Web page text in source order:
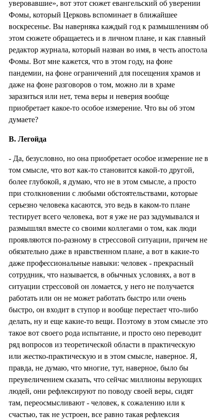
уверовавшие», вот этот сюжет евангельский об уверении
Фомы, который Церковь вспоминает в ближайшее
воскресенье. Вы наверняка каждый год к размышлениям об
этом сюжете обращаетесь и в личном плане, и как главный
редактор журнала, который назван во имя, в честь апостола
Фомы. Вот мне кажется, что в этом году, на фоне
пандемии, на фоне ограничений для посещения храмов и
даже на фоне разговоров о том, можно ли в храме
заразиться или нет, тема веры и неверия вообще
приобретает какое-то особое измерение. Что вы об этом
думаете?
В. Легойда
- Да, безусловно, но она приобретает особое измерение не в
том смысле, что вот как-то становится какой-то другой,
более глубокой, я думаю, что не в этом смысле, а просто
при столкновении с любыми обстоятельствами, которые
серьезно человека касаются, это ведь в каком-то плане
тестирует всего человека, вот я уже не раз задумывался и
размышлял вместе со своими коллегами о том, как люди
проявляются по-разному в стрессовой ситуации, причем не
обязательно даже в нравственном плане, а вот в какие-то
даже профессиональные навыки: человек - прекрасный
сотрудник, что называется, в обычных условиях, а вот в
ситуации стрессовой он ломается, у него не получается
работать или он не может работать быстро или очень
быстро, он входит в ступор и вообще перестает что-либо
делать, ну и еще какие-то вещи. Поэтому в этом смысле это
такое вот своего рода испытание, и просто оно переводит
ряд вопросов из теоретической области в практическую
или жестко-практическую и в этом смысле, наверное. Я,
правда, не думаю, что многие, тут, наверное, было бы
преувеличением сказать, что сейчас миллионы верующих
людей, они рефлексируют по поводу своей веры, сидят
там, переосмысливают - человек, к сожалению или к
счастью, так не устроен, все равно такая рефлексия